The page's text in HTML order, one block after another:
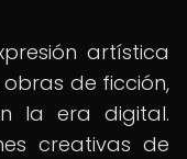
artística
de ficción,
la era digital.
creativas de